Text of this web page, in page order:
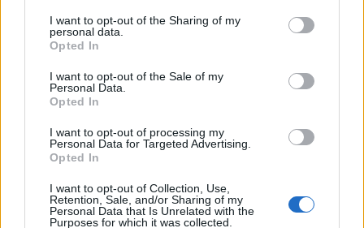
I want to opt-out of the Sharing of my
personal data.
Opted In
I want to opt-out of the Sale of my
Personal Data.
Opted In
I want to opt-out of processing my
Personal Data for Targeted Advertising.
Opted In
I want to opt-out of Collection, Use,
Retention, Sale, and/or Sharing of my
Personal Data that Is Unrelated with the
Purposes for which it was collected.
„Juventus“ puolėjas
jo veiksmus tirs policija
Sportas
Aiškėja Modesto
Paulausko skulptūros
Klaipėdos paplūdimių
gelbėtojai – Lietuvos